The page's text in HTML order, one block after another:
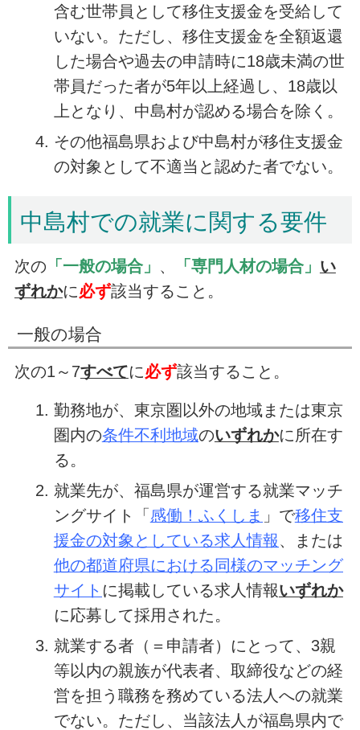
含む世帯員として移住支援金を受給して
いない。ただし、移住支援金を全額返還
した場合や過去の申請時に18歳未満の世
帯員だった者が5年以上経過し、18歳以
上となり、中島村が認める場合を除く。
その他福島県および中島村が移住支援金
の対象として不適当と認めた者でない。
中島村での就業に関する要件
次の 「一般の場合」 、 「専門人材の場合」 い
ずれかに必ず該当すること。
一般の場合
次の1～7すべてに必ず該当すること。
勤務地が、東京圏以外の地域または東京
圏内の条件不利地域のいずれかに所在す
る。
就業先が、福島県が運営する就業マッチ
ングサイト「感働！ふくしま 」で移住支
援金の対象としている求人情報、または
他の都道府県における同様のマッチング
サイト に掲載している求人情報いずれか
に応募して採用された。
就業する者（＝申請者）にとって、3親
等以内の親族が代表者、取締役などの経
営を担う職務を務めている法人への就業
でない。ただし、当該法人が福島県内で